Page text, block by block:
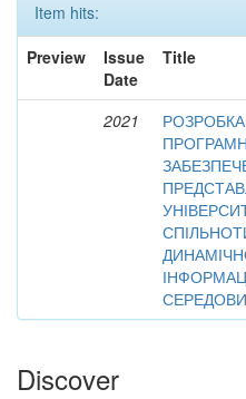
Item hits:
Preview
Issue
Date
Title
2021
РОЗРОБКА
Discover